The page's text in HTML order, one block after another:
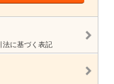
法に基づく表記